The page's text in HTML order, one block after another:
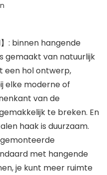
: binnen hangende
gemaakt van natuurlijk
een hol ontwerp,
elke moderne of
van de
te breken. En
haak is duurzaam.
met hangende
je kunt meer ruimte